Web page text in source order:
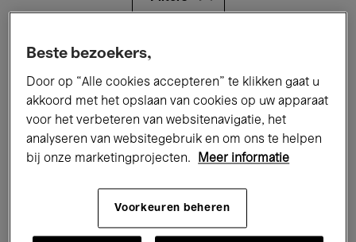
Alle evenementen
Tentoonstellingen Films
Performances Lezingen & Debatten
Jazz Klassieke Muziek Global Music
Beste bezoekers,
Door op “Alle cookies accepteren” te klikken gaat u
akkoord met het opslaan van cookies op uw apparaat
voor het verbeteren van websitenavigatie, het
analyseren van websitegebruik en om ons te helpen
bij onze marketingprojecten.
Meer informatie
Voorkeuren beheren